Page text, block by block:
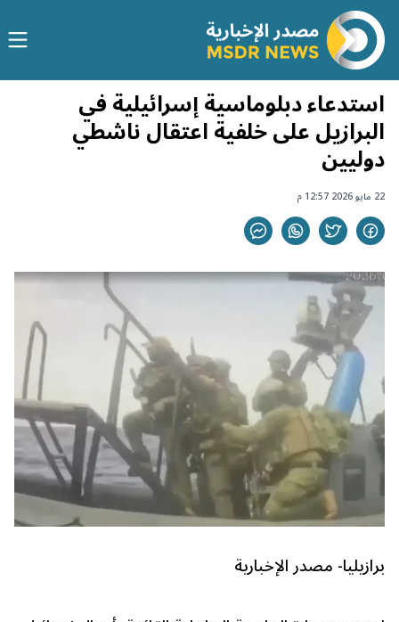
استدعاء دبلوماسية إسرائيلية في
البرازيل على خلفية اعتقال ناشطي
دوليين
22 مايو 2026 12:57 م
برازيليا- مصدر الإخبارية